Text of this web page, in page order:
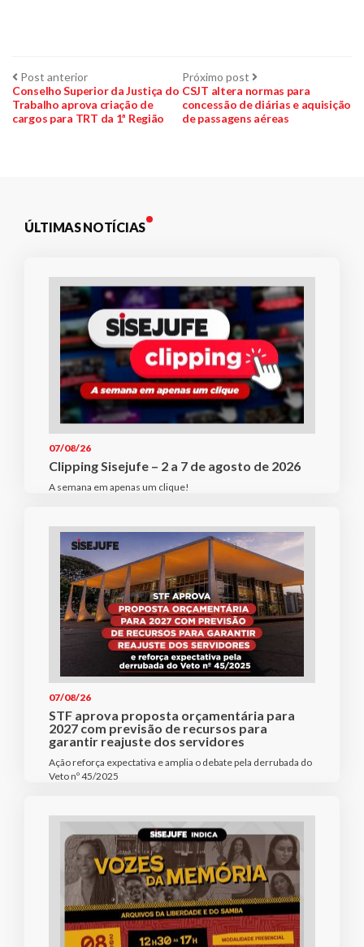
Navegação
de
Post anteriorPost
anterior:
Conselho Superior da Justiça do
Trabalho aprova criação de
cargos para TRT da 1ª Região
Próximo post Próximo
post:
CSJT altera normas para
concessão de diárias e aquisição
de passagens aéreas
ÚLTIMAS NOTÍCIAS
07/08/26
Clipping Sisejufe – 2 a 7 de agosto de 2026
A semana em apenas um clique!
07/08/26
STF aprova proposta orçamentária para
2027 com previsão de recursos para
garantir reajuste dos servidores
Ação reforça expectativa e amplia o debate pela derrubada do
Veto nº 45/2025